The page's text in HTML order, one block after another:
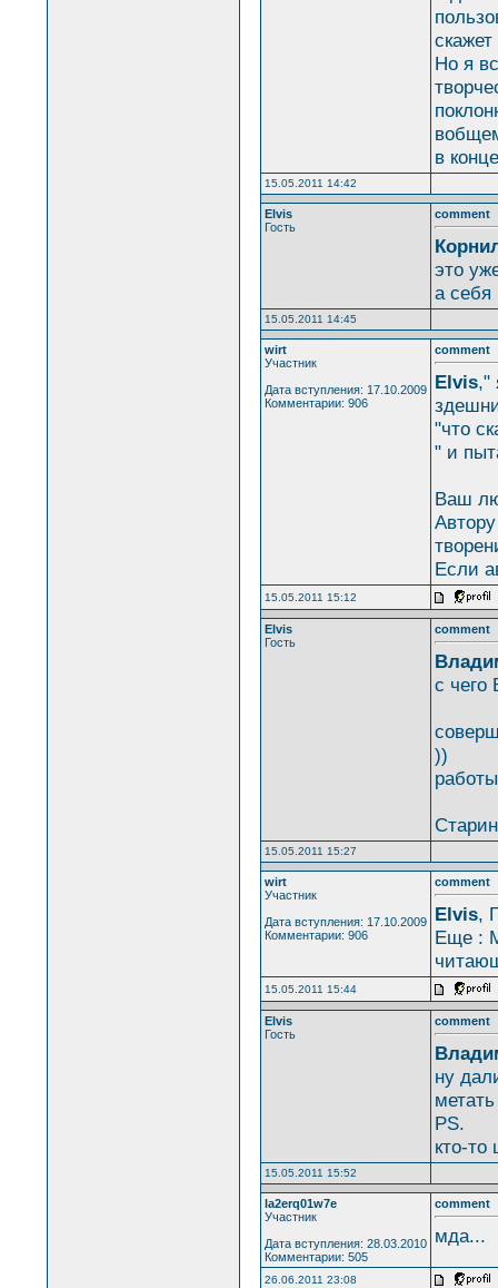
Но я
в
15.05.2011 14:42
Elvis
Гость
comment
это
а себя
15.05.2011 14:45
wirt
Участник
Дата вступления: 17.10.2009
Комментарии: 906
comment
Elvis,"
"что
" и
Ваш
Если
15.05.2011 15:12
Elvis
Гость
comment
с чего
))
15.05.2011 15:27
wirt
Участник
Дата вступления: 17.10.2009
Комментарии: 906
comment
Elvis,
Еще :
15.05.2011 15:44
Elvis
Гость
comment
ну
PS.
кто-то
15.05.2011 15:52
la2erq01w7e
Участник
Дата вступления: 28.03.2010
Комментарии: 505
comment
мда...
26.06.2011 23:08